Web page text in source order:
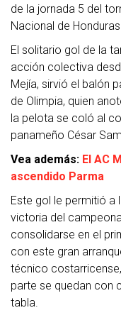
de la jornada 5 del
Nacional de
El solitario gol de la
acción colectiva
Mejía, sirvió el balón
de Olimpia, quien
la pelota se coló al
panameño César
Vea además: El AC
ascendido Parma
Este gol le permitió a
victoria del
consolidarse en el
con este gran
técnico
parte se quedan con
tabla.